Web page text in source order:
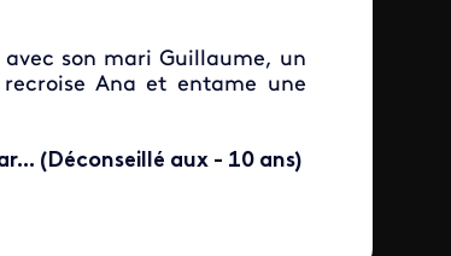
son mari Guillaume, un
Ana et entame une
(Déconseillé aux - 10 ans)